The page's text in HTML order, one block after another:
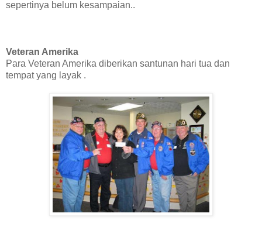
sepertinya belum kesampaian..
Veteran Amerika
Para Veteran Amerika diberikan santunan hari tua dan
tempat yang layak .